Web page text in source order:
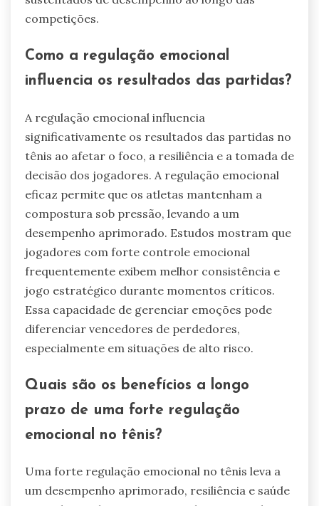
competições.
Como a regulação emocional
influencia os resultados das partidas?
A regulação emocional influencia
significativamente os resultados das partidas no
tênis ao afetar o foco, a resiliência e a tomada de
decisão dos jogadores. A regulação emocional
eficaz permite que os atletas mantenham a
compostura sob pressão, levando a um
desempenho aprimorado. Estudos mostram que
jogadores com forte controle emocional
frequentemente exibem melhor consistência e
jogo estratégico durante momentos críticos.
Essa capacidade de gerenciar emoções pode
diferenciar vencedores de perdedores,
especialmente em situações de alto risco.
Quais são os benefícios a longo
prazo de uma forte regulação
emocional no tênis?
Uma forte regulação emocional no tênis leva a
um desempenho aprimorado, resiliência e saúde